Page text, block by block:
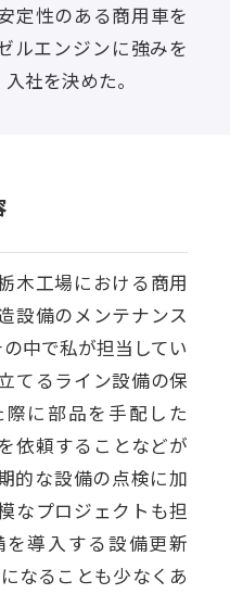
定性のある商用車を
ルエンジンに強みを
社を決めた。
木工場における商用
設備のメンテナンス
中で私が担当してい
てるライン設備の保
に部品を手配した
依頼することなどが
的な設備の点検に加
なプロジェクトも担
導入する設備更新
なることも少なくあ